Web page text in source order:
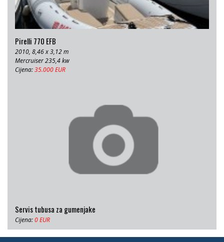
Pirelli 770 EFB
2010, 8,46 x 3,12 m
Mercruiser 235,4 kw
Cijena:35.000 EUR
Servis tubusa za gumenjake
Cijena:0 EUR